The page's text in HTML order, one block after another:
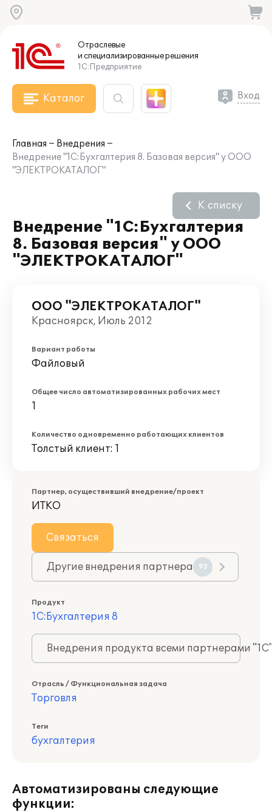
Отраслевые
и специализированныерешения
1С:Предприятие
Каталог Вход
Главная
Внедрения
Внедрение "1С:Бухгалтерия 8. Базовая версия" у ООО
"ЭЛЕКТРОКАТАЛОГ"
Внедрение "1С:Бухгалтерия
8. Базовая версия" у ООО
"ЭЛЕКТРОКАТАЛОГ"
К списку
ООО "ЭЛЕКТРОКАТАЛОГ"
Красноярск, Июль 2012
Вариант работы
Файловый
Общее число автоматизированных рабочих мест
1
Количество одновременно работающих клиентов
Толстый клиент: 1
Партнер, осуществивший внедрение/проект
ИТКО
Связаться
Другие внедрения партнера 93
Продукт
1С:Бухгалтерия 8
Внедрения продукта всеми партнерами
Отрасль / Функциональная задача
Торговля
Теги
бухгалтерия
Автоматизированы следующие
функции: